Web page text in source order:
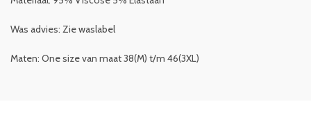
Was advies: Zie waslabel
Maten: One size van maat 38(M) t/m 46(3XL)